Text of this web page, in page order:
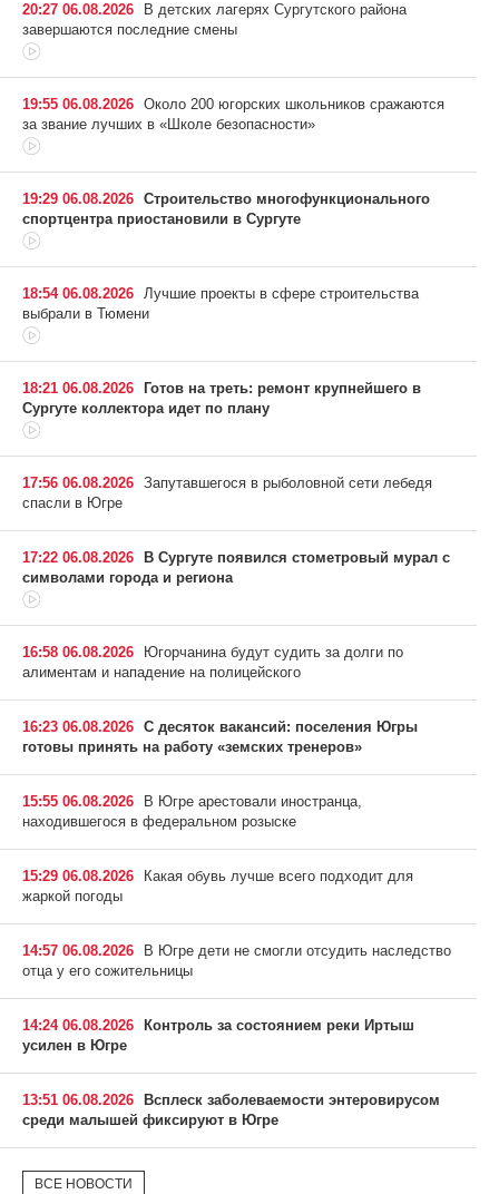
20:27 06.08.2026
В детских лагерях Сургутского района
завершаются последние смены
19:55 06.08.2026 Около 200 югорских школьников сражаются
за звание лучших в «Школе безопасности»
19:29 06.08.2026 Строительство многофункционального
спортцентра приостановили в Сургуте
18:54 06.08.2026 Лучшие проекты в сфере строительства
выбрали в Тюмени
18:21 06.08.2026
Готов на треть: ремонт крупнейшего в
Сургуте коллектора идет по плану
17:56 06.08.2026 Запутавшегося в рыболовной сети лебедя
спасли в Югре
17:22 06.08.2026
В Сургуте появился стометровый мурал с
символами города и региона
16:58 06.08.2026
Югорчанина будут судить за долги по
алиментам и нападение на полицейского
16:23 06.08.2026 С десяток вакансий: поселения Югры
готовы принять на работу «земских тренеров»
15:55 06.08.2026
В Югре арестовали иностранца,
находившегося в федеральном розыске
15:29 06.08.2026
Какая обувь лучше всего подходит для
жаркой погоды
14:57 06.08.2026
В Югре дети не смогли отсудить наследство
отца у его сожительницы
14:24 06.08.2026
Контроль за состоянием реки Иртыш
усилен в Югре
13:51 06.08.2026
Всплеск заболеваемости энтеровирусом
среди малышей фиксируют в Югре
ВСЕ НОВОСТИ